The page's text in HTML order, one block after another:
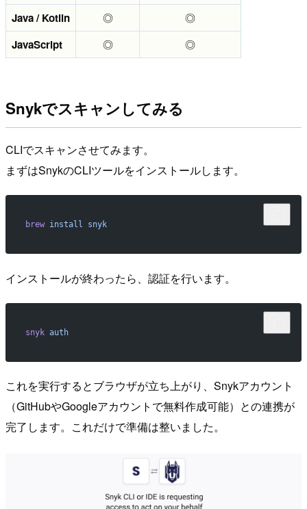
Java / Kotlin ◎ ◎
JavaScript ◎ ◎
Snykでスキャンしてみる
CLIでスキャンさせてみます。
まずはSnykのCLIツールをインストールします。
brew install snyk
インストールが終わったら、認証を行います。
snyk auth
これを実行するとブラウザが立ち上がり、Snykアカウント
（GitHubやGoogleアカウントで無料作成可能）との連携が
完了します。これだけで準備は整いました。